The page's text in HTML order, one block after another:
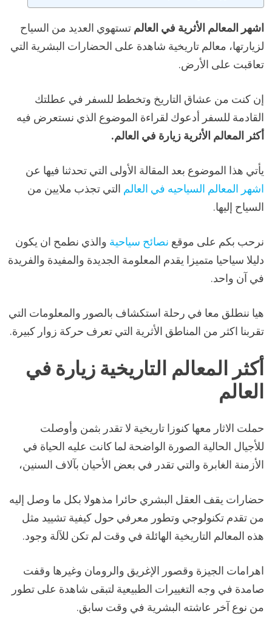
اشهر المعالم الأثرية في العالم تستهوي العديد من السياح
لزيارتها، معالم تاريخية شاهدة على الحضارات البشرية التي
تعاقبت على الأرض.
إن كنت من عشاق التاريخ وتخطط للسفر في عطلتك
القادمة للسفر أدعوك لقراءة الموضوع الذي نستعرض فيه
أكثر المعالم الأثرية زيارة في العالم.
يأتي هذا الموضوع بعد المقالة الأولى التي تحدثنا فيها عن
اشهر المعالم السياحيه في العالم التي تجذب ملايين من
السياح إليها.
نرحب بكم على موقع نصائح سياحية والذي نطمح ان يكون
دليلا سياحيا متميزا يقدم المعلومة الجديدة والمفيدة والفريدة
في آن واحد.
هيا ننطلق معا في رحلة استكشاف بالصور والمعلومات التي
تقربنا اكثر من المناطق الأثرية التي تعرف حركة زوار كبيرة.
أكثر المعالم التاريخية زيارة في
العالم
حملت الاثار معها كنوزا تاريخية لا تقدر بثمن وأوصلت
للأجيال الحالية الصورة الواضحة لما كانت عليه الحياة في
الأزمنة الغابرة والتي تقدر في بعض الأحيان بآلاف السنين،
حضارات يقف العقل البشري حائرا مذهولا بكل ما وصل إليه
من تقدم تكنولوجي وتطور معرفي حول كيفية تشييد مثل
هذه المعالم التاريخية الهائلة في وقت لم تكن للآلة وجود.
اهرامات الجيزة وقصور الإغريق والرومان وغيرها وقفت
صامدة في وجه التغييرات الطبيعية لتبقى شاهدة على تطور
من نوع آخر عاشته البشرية في وقت سابق.